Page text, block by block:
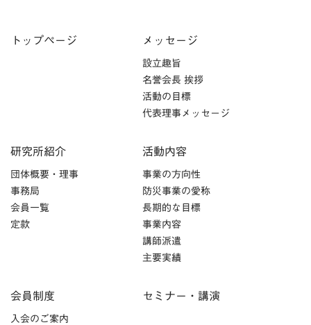
トップページ メッセージ
設立趣旨
名誉会長 挨拶
活動の目標
代表理事メッセージ
研究所紹介
団体概要・理事
事務局
会員一覧
定款
活動内容
事業の方向性
防災事業の愛称
長期的な目標
事業内容
講師派遣
主要実績
会員制度
入会のご案内
セミナー・講演